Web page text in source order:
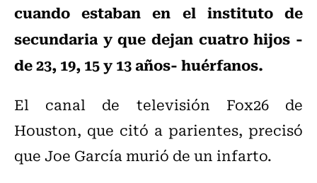
cuando estaban en el instituto de
secundaria y que dejan cuatro hijos -
de 23, 19, 15 y 13 años- huérfanos.
El canal de televisión Fox26 de
Houston, que citó a parientes, precisó
que Joe García murió de un infarto.